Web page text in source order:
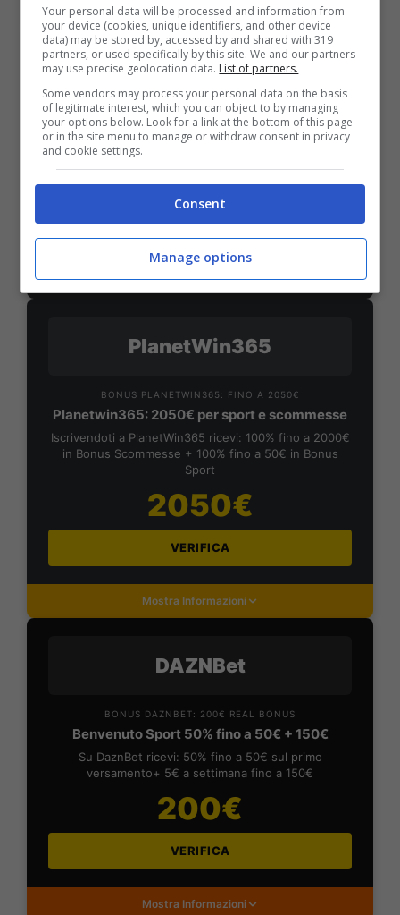
Mostra Informazioni
SNAI
Bonus Benvenuto Sport: fino a 1.000€
50% sul deposito fino a 50€
1000€
VERIFICA
Mostra Informazioni
PlanetWin365
BONUS PLANETWIN365: FINO A 2050€
Planetwin365: 2050€ per sport e scommesse
Iscrivendoti a PlanetWin365 ricevi: 100% fino a 2000€
in Bonus Scommesse + 100% fino a 50€ in Bonus
Sport
2050€
VERIFICA
Mostra Informazioni
DAZNBet
BONUS DAZNBET: 200€ REAL BONUS
Benvenuto Sport 50% fino a 50€ + 150€
Su DaznBet ricevi: 50% fino a 50€ sul primo
versamento+ 5€ a settimana fino a 150€
200€
VERIFICA
Mostra Informazioni
Your personal data will be processed and information from
your device (cookies, unique identifiers, and other device
data) may be stored by, accessed by and shared with 319
partners, or used specifically by this site. We and our partners
may use precise geolocation data. List of partners.
Some vendors may process your personal data on the basis
of legitimate interest, which you can object to by managing
your options below. Look for a link at the bottom of this page
or in the site menu to manage or withdraw consent in privacy
and cookie settings.
Consent
Manage options